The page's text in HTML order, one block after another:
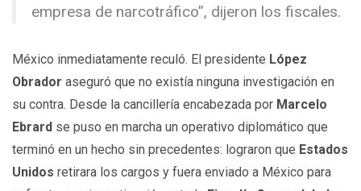
empresa de narcotráfico”, dijeron los fiscales.
México inmediatamente reculó. El presidente López
Obrador aseguró que no existía ninguna investigación en
su contra. Desde la cancillería encabezada por Marcelo
Ebrard se puso en marcha un operativo diplomático que
terminó en un hecho sin precedentes: lograron que Estados
Unidos retirara los cargos y fuera enviado a México para